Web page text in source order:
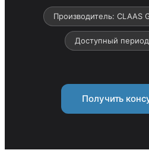
Производитель: CLAAS
Доступный
Получить